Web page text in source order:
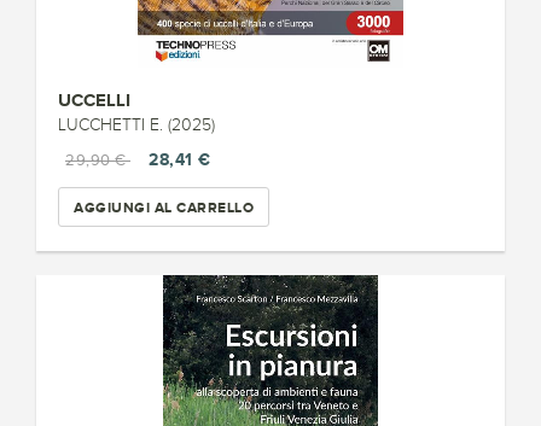
UCCELLI
LUCCHETTI E. (2025)
29,90 €
28,41 €
AGGIUNGI AL CARRELLO